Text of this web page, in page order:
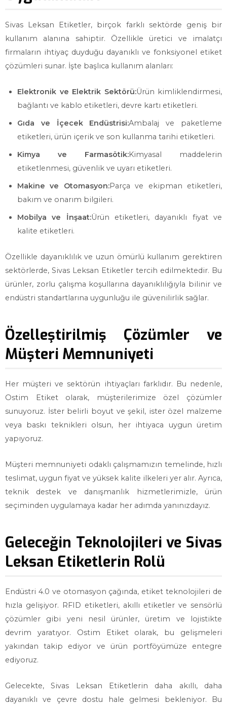
Sivas Leksan Etiketler, birçok farklı sektörde geniş bir
kullanım alanına sahiptir. Özellikle üretici ve imalatçı
firmaların ihtiyaç duyduğu dayanıklı ve fonksiyonel etiket
çözümleri sunar. İşte başlıca kullanım alanları:
Elektronik ve Elektrik Sektörü:Ürün kimliklendirmesi,
bağlantı ve kablo etiketleri, devre kartı etiketleri.
Gıda ve İçecek Endüstrisi:Ambalaj ve paketleme
etiketleri, ürün içerik ve son kullanma tarihi etiketleri.
Kimya ve Farmasötik:Kimyasal maddelerin
etiketlenmesi, güvenlik ve uyarı etiketleri.
Makine ve Otomasyon:Parça ve ekipman etiketleri,
bakım ve onarım bilgileri.
Mobilya ve İnşaat:Ürün etiketleri, dayanıklı fiyat ve
kalite etiketleri.
Özellikle dayanıklılık ve uzun ömürlü kullanım gerektiren
sektörlerde, Sivas Leksan Etiketler tercih edilmektedir. Bu
ürünler, zorlu çalışma koşullarına dayanıklılığıyla bilinir ve
endüstri standartlarına uygunluğu ile güvenilirlik sağlar.
Özelleştirilmiş Çözümler ve
Müşteri Memnuniyeti
Her müşteri ve sektörün ihtiyaçları farklıdır. Bu nedenle,
Ostim Etiket olarak, müşterilerimize özel çözümler
sunuyoruz. İster belirli boyut ve şekil, ister özel malzeme
veya baskı teknikleri olsun, her ihtiyaca uygun üretim
yapıyoruz.
Müşteri memnuniyeti odaklı çalışmamızın temelinde, hızlı
teslimat, uygun fiyat ve yüksek kalite ilkeleri yer alır. Ayrıca,
teknik destek ve danışmanlık hizmetlerimizle, ürün
seçiminden uygulamaya kadar her adımda yanınızdayız.
Geleceğin Teknolojileri ve Sivas
Leksan Etiketlerin Rolü
Endüstri 4.0 ve otomasyon çağında, etiket teknolojileri de
hızla gelişiyor. RFID etiketleri, akıllı etiketler ve sensörlü
çözümler gibi yeni nesil ürünler, üretim ve lojistikte
devrim yaratıyor. Ostim Etiket olarak, bu gelişmeleri
yakından takip ediyor ve ürün portföyümüze entegre
ediyoruz.
Gelecekte, Sivas Leksan Etiketlerin daha akıllı, daha
dayanıklı ve çevre dostu hale gelmesi bekleniyor. Bu